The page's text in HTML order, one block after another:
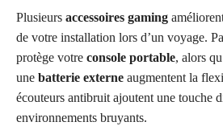
Plusieurs accessoires gaming
de votre installation lors d’un voyage.
protège votre console portable, alors
une batterie externe augmentent la
écouteurs antibruit ajoutent une touche
environnements bruyants.